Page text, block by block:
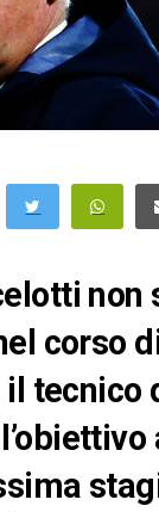
non
corso
tecnico